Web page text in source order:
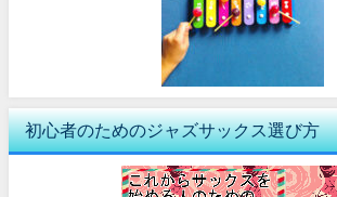
初心者のためのジャズサックス選び方